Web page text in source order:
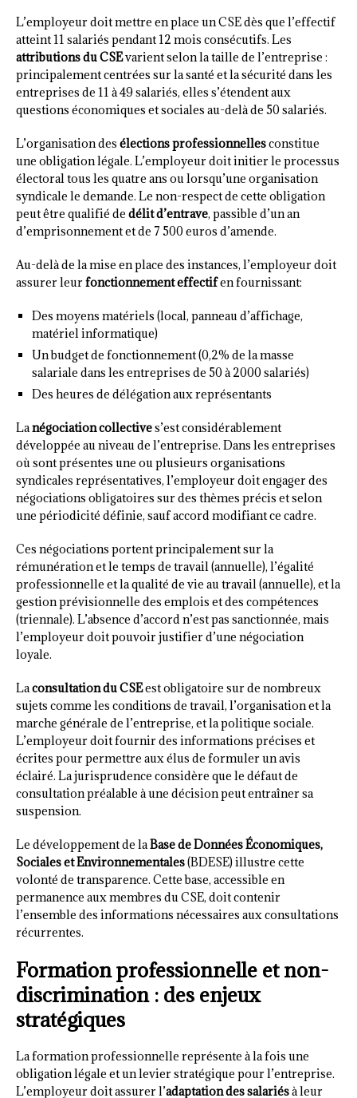
L’employeur doit mettre en place un CSE dès que l’effectif
atteint 11 salariés pendant 12 mois consécutifs. Les
attributions du CSEvarient selon la taille de l’entreprise :
principalement centrées sur la santé et la sécurité dans les
entreprises de 11 à 49 salariés, elles s’étendent aux
questions économiques et sociales au-delà de 50 salariés.
L’organisation des élections professionnellesconstitue
une obligation légale. L’employeur doit initier le processus
électoral tous les quatre ans ou lorsqu’une organisation
syndicale le demande. Le non-respect de cette obligation
peut être qualifié de délit d’entrave, passible d’un an
d’emprisonnement et de 7 500 euros d’amende.
Au-delà de la mise en place des instances, l’employeur doit
assurer leurfonctionnement effectifen fournissant:
Des moyens matériels (local, panneau d’affichage,
matériel informatique)
Un budget de fonctionnement (0,2% de la masse
salariale dans les entreprises de 50 à 2000 salariés)
Des heures de délégation aux représentants
Lanégociation collectives’est considérablement
développée au niveau de l’entreprise. Dans les entreprises
où sont présentes une ou plusieurs organisations
syndicales représentatives, l’employeur doit engager des
négociations obligatoires sur des thèmes précis et selon
une périodicité définie, sauf accord modifiant ce cadre.
Ces négociations portent principalement sur la
rémunération et le temps de travail (annuelle), l’égalité
professionnelle et la qualité de vie au travail (annuelle), et la
gestion prévisionnelle des emplois et des compétences
(triennale). L’absence d’accord n’est pas sanctionnée, mais
l’employeur doit pouvoir justifier d’une négociation
loyale.
Laconsultation du CSEest obligatoire sur de nombreux
sujets comme les conditions de travail, l’organisation et la
marche générale de l’entreprise, et la politique sociale.
L’employeur doit fournir des informations précises et
écrites pour permettre aux élus de formuler un avis
éclairé. La jurisprudence considère que le défaut de
consultation préalable à une décision peut entraîner sa
suspension.
Le développement de laBase de Données Économiques,
Sociales et Environnementales(BDESE) illustre cette
volonté de transparence. Cette base, accessible en
permanence aux membres du CSE, doit contenir
l’ensemble des informations nécessaires aux consultations
récurrentes.
Formation professionnelle et non-
discrimination : des enjeux
stratégiques
La formation professionnelle représente à la fois une
obligation légale et un levier stratégique pour l’entreprise.
L’employeur doit assurer l’adaptation des salariésà leur